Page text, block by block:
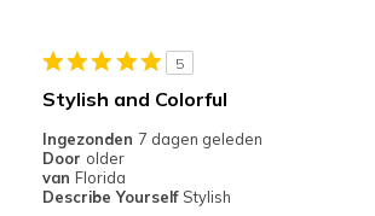
Going Out
5
Stylish and Colorful
Ingezonden 7 dagen geleden
Door older
van Florida
Describe Yourself Stylish